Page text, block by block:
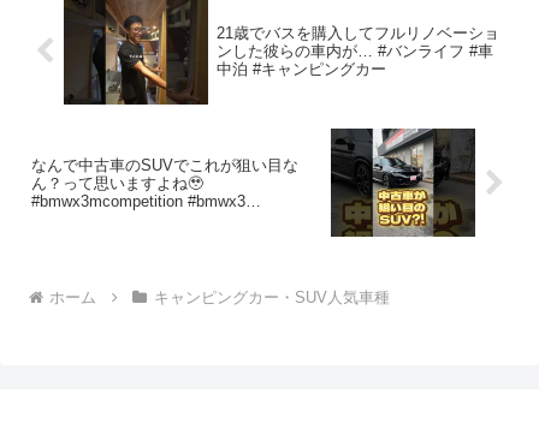
21歳でバスを購入してフルリノベーショ
ンした彼らの車内が… #バンライフ #車
中泊 #キャンピングカー
なんで中古車のSUVでこれが狙い目な
ん？って思いますよね🥹
#bmwx3mcompetition #bmwx3
ホーム キャンピングカー・SUV人気車種